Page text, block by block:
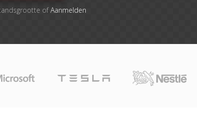
ofAanmelden